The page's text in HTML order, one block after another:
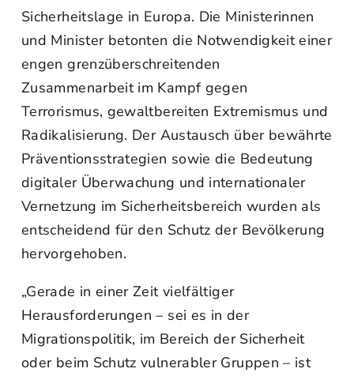
Sicherheitslage in Europa. Die Ministerinnen
und Minister betonten die Notwendigkeit einer
engen grenzüberschreitenden
Zusammenarbeit im Kampf gegen
Terrorismus, gewaltbereiten Extremismus und
Radikalisierung. Der Austausch über bewährte
Präventionsstrategien sowie die Bedeutung
digitaler Überwachung und internationaler
Vernetzung im Sicherheitsbereich wurden als
entscheidend für den Schutz der Bevölkerung
hervorgehoben.
„Gerade in einer Zeit vielfältiger
Herausforderungen – sei es in der
Migrationspolitik, im Bereich der Sicherheit
oder beim Schutz vulnerabler Gruppen – ist